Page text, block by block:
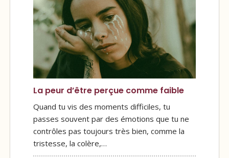
La peur d’être perçue comme faible
Quand tu vis des moments difficiles, tu
passes souvent par des émotions que tu ne
contrôles pas toujours très bien, comme la
tristesse, la colère,…